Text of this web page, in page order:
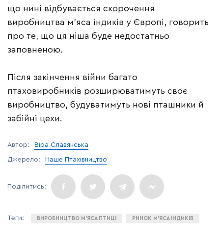
що нині відбувається скорочення
виробництва м’яса індиків у Європі, говорить
про те, що ця ніша буде недостатньо
заповненою.
Після закінчення війни багато
птаховиробників розширюватимуть своє
виробництво, будуватимуть нові пташники й
забійні цехи.
Автор: Віра Славянська
Джерело: Наше Птахівництво
ВИРОБНИЦТВО М’ЯСА ПТИЦІ РИНОК М’ЯСА ІНДИКІВ